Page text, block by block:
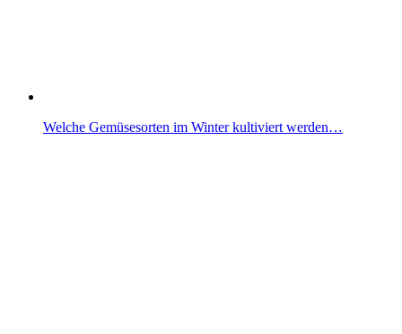
Welche Gemüsesorten im Winter kultiviert werden…